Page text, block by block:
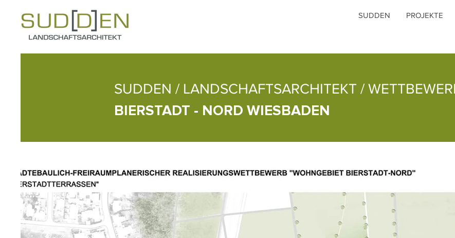
SUDDEN PROJEKTE
SUDDEN / LANDSCHAFTSARCHITEKT /
BIERSTADT - NORD WIESBADEN